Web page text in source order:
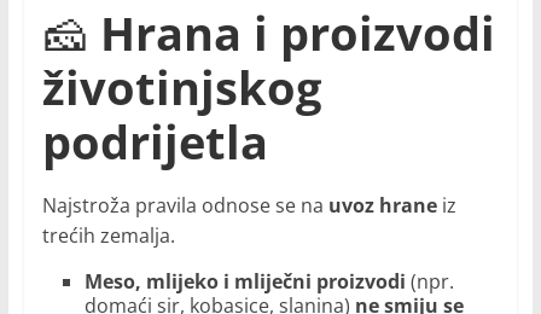
🧀 Hrana i proizvodi
životinjskog
podrijetla
Najstroža pravila odnose se na uvoz hraneiz
trećih zemalja.
Meso, mlijeko i mliječni proizvodi (npr.
domaći sir, kobasice, slanina) ne smiju se